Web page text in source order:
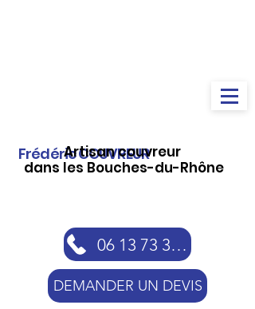
Frédéric COUVREUR
Artisan couvreur
dans les Bouches-du-Rhône
06 13 73 30 46
DEMANDER UN DEVIS